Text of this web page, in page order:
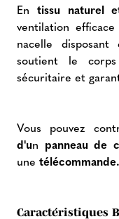
En tissu naturel
ventilation
nacelle disposant
soutient le
sécuritaire et
Vous pouvez
d'un panneau de
une télécommande.
Caractéristiques